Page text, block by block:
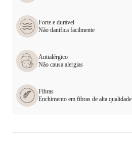
Forte e durável
Não danifica facilmente
Antialérgico
Não causa alergias
Fibras
Enchimento em fibras de alta qualidade